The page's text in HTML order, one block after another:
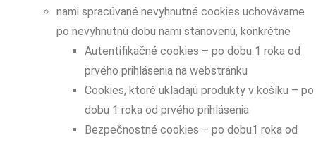
nami spracúvané nevyhnutné cookies uchovávame
po nevyhnutnú dobu nami stanovenú, konkrétne
Autentifikačné cookies – po dobu 1 roka od
prvého prihlásenia na webstránku
Cookies, ktoré ukladajú produkty v košíku – po
dobu 1 roka od prvého prihlásenia
Bezpečnostné cookies – po dobu1 roka od